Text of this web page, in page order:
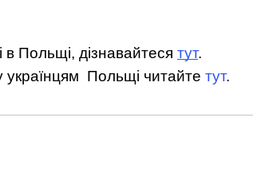
в Польщі, дізнавайтеся тут.
Польщі читайте тут.